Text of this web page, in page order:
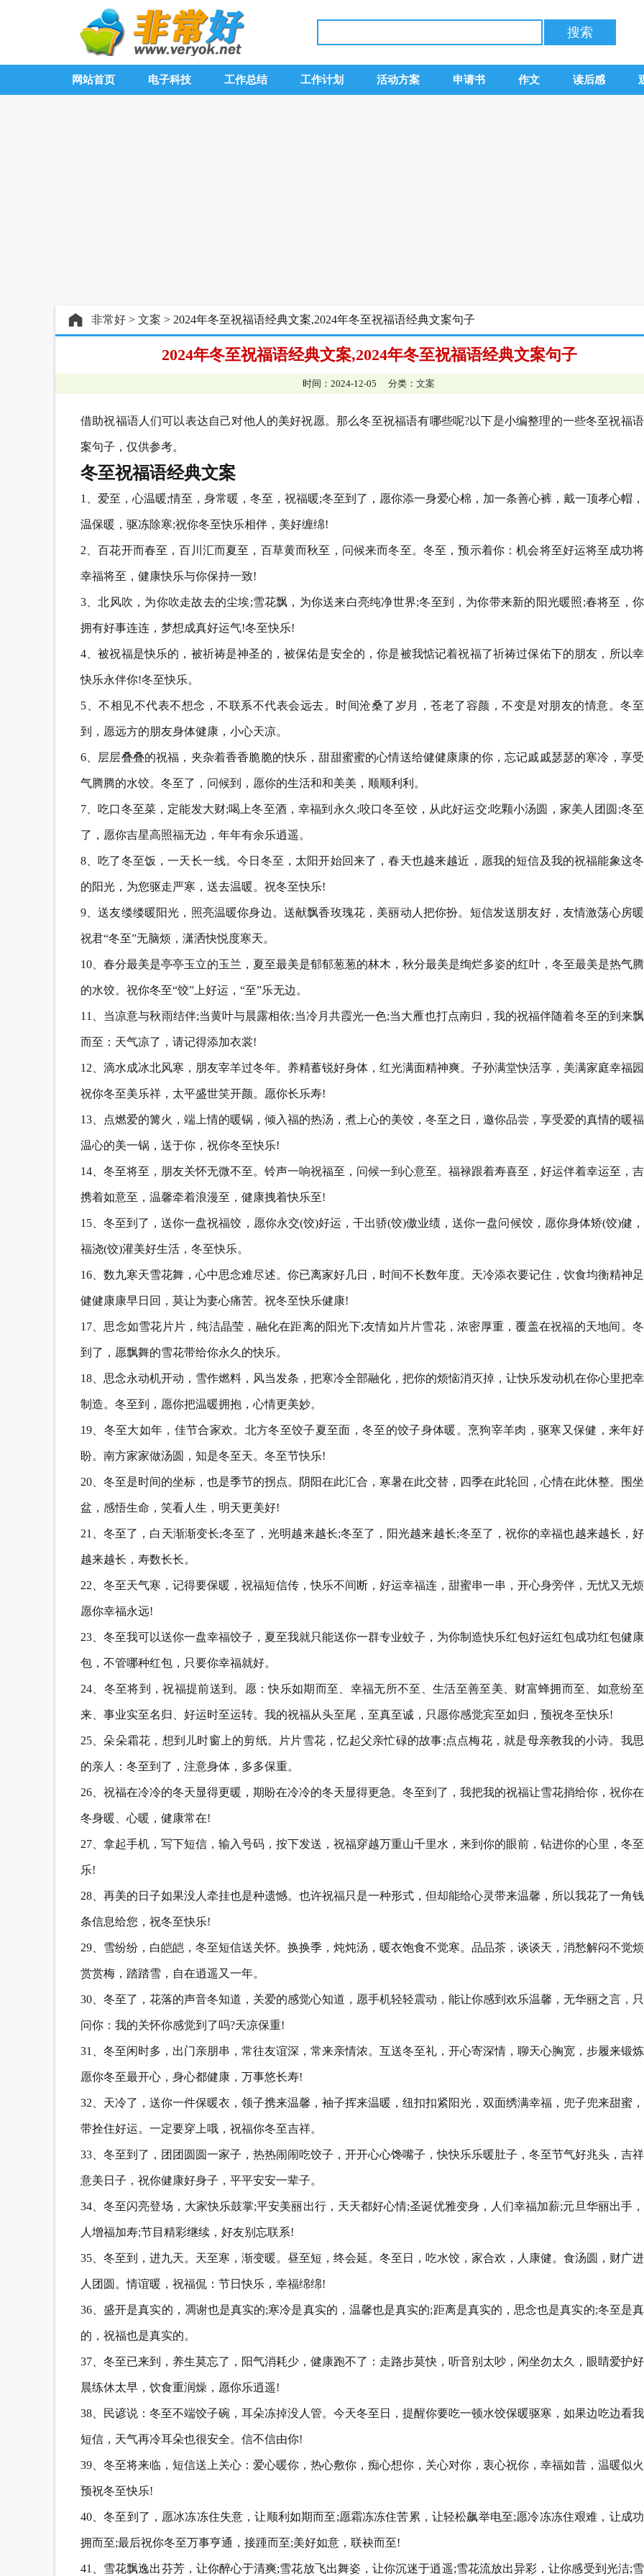
网站首页 电子科技 工作总结 工作计划 活动方案 申请书 作文 读后感
非常好 > 文案 > 2024年冬至祝福语经典文案,2024年冬至祝福语经典文案句子
2024年冬至祝福语经典文案,2024年冬至祝福语经典文案句子
时间：2024-12-05 分类： 文案
借助祝福语人们可以表达自己对他人的美好祝愿。那么冬至祝福语有哪些呢?以下是小编整理的一些冬至祝福
案句子，仅供参考。
冬至祝福语经典文案
1、爱至，心温暖;情至，身常暖，冬至，祝福暖;冬至到了，愿你添一身爱心棉，加一条善心裤，戴一顶孝心帽
温保暖，驱冻除寒;祝你冬至快乐相伴，美好缠绵!
2、百花开而春至，百川汇而夏至，百草黄而秋至，问候来而冬至。冬至，预示着你：机会将至好运将至成功
幸福将至，健康快乐与你保持一致!
3、北风吹，为你吹走故去的尘埃;雪花飘，为你送来白亮纯净世界;冬至到，为你带来新的阳光暖照;春将至，
拥有好事连连，梦想成真好运气!冬至快乐!
4、被祝福是快乐的，被祈祷是神圣的，被保佑是安全的，你是被我惦记着祝福了祈祷过保佑下的朋友，所以
快乐永伴你!冬至快乐。
5、不相见不代表不想念，不联系不代表会远去。时间沧桑了岁月，苍老了容颜，不变是对朋友的情意。冬
到，愿远方的朋友身体健康，小心天凉。
6、层层叠叠的祝福，夹杂着香香脆脆的快乐，甜甜蜜蜜的心情送给健健康康的你，忘记戚戚瑟瑟的寒冷，享
气腾腾的水饺。冬至了，问候到，愿你的生活和和美美，顺顺利利。
7、吃口冬至菜，定能发大财;喝上冬至酒，幸福到永久;咬口冬至饺，从此好运交;吃颗小汤圆，家美人团圆;冬至
了，愿你吉星高照福无边，年年有余乐逍遥。
8、吃了冬至饭，一天长一线。今日冬至，太阳开始回来了，春天也越来越近，愿我的短信及我的祝福能象这
的阳光，为您驱走严寒，送去温暖。祝冬至快乐!
9、送友缕缕暖阳光，照亮温暖你身边。送献飘香玫瑰花，美丽动人把你扮。短信发送朋友好，友情激荡心房暖
祝君“冬至”无脑烦，潇洒快悦度寒天。
10、春分最美是亭亭玉立的玉兰，夏至最美是郁郁葱葱的林木，秋分最美是绚烂多姿的红叶，冬至最美是热气
的水饺。祝你冬至“饺”上好运，“至”乐无边。
11、当凉意与秋雨结伴;当黄叶与晨露相依;当冷月共霞光一色;当大雁也打点南归，我的祝福伴随着冬至的到来
而至：天气凉了，请记得添加衣裳!
12、滴水成冰北风寒，朋友宰羊过冬年。养精蓄锐好身体，红光满面精神爽。子孙满堂快活享，美满家庭幸福园
祝你冬至美乐祥，太平盛世笑开颜。愿你长乐寿!
13、点燃爱的篝火，端上情的暖锅，倾入福的热汤，煮上心的美饺，冬至之日，邀你品尝，享受爱的真情的暖
温心的美一锅，送于你，祝你冬至快乐!
14、冬至将至，朋友关怀无微不至。铃声一响祝福至，问候一到心意至。福禄跟着寿喜至，好运伴着幸运至，
携着如意至，温馨牵着浪漫至，健康拽着快乐至!
15、冬至到了，送你一盘祝福饺，愿你永交(饺)好运，干出骄(饺)傲业绩，送你一盘问候饺，愿你身体矫(饺)健
福浇(饺)灌美好生活，冬至快乐。
16、数九寒天雪花舞，心中思念难尽述。你已离家好几日，时间不长数年度。天冷添衣要记住，饮食均衡精神足
健健康康早日回，莫让为妻心痛苦。祝冬至快乐健康!
17、思念如雪花片片，纯洁晶莹，融化在距离的阳光下;友情如片片雪花，浓密厚重，覆盖在祝福的天地间。
到了，愿飘舞的雪花带给你永久的快乐。
18、思念永动机开动，雪作燃料，风当发条，把寒冷全部融化，把你的烦恼消灭掉，让快乐发动机在你心里把
制造。冬至到，愿你把温暖拥抱，心情更美妙。
19、冬至大如年，佳节合家欢。北方冬至饺子夏至面，冬至的饺子身体暖。烹狗宰羊肉，驱寒又保健，来年
盼。南方家家做汤圆，知是冬至天。冬至节快乐!
20、冬至是时间的坐标，也是季节的拐点。阴阳在此汇合，寒暑在此交替，四季在此轮回，心情在此休整。围
盆，感悟生命，笑看人生，明天更美好!
21、冬至了，白天渐渐变长;冬至了，光明越来越长;冬至了，阳光越来越长;冬至了，祝你的幸福也越来越长，
越来越长，寿数长长。
22、冬至天气寒，记得要保暖，祝福短信传，快乐不间断，好运幸福连，甜蜜串一串，开心身旁伴，无忧又无烦
愿你幸福永远!
23、冬至我可以送你一盘幸福饺子，夏至我就只能送你一群专业蚊子，为你制造快乐红包好运红包成功红包健
包，不管哪种红包，只要你幸福就好。
24、冬至将到，祝福提前送到。愿：快乐如期而至、幸福无所不至、生活至善至美、财富蜂拥而至、如意纷
来、事业实至名归、好运时至运转。我的祝福从头至尾，至真至诚，只愿你感觉宾至如归，预祝冬至快乐!
25、朵朵霜花，想到儿时窗上的剪纸。片片雪花，忆起父亲忙碌的故事;点点梅花，就是母亲教我的小诗。我
的亲人：冬至到了，注意身体，多多保重。
26、祝福在冷冷的冬天显得更暖，期盼在冷冷的冬天显得更急。冬至到了，我把我的祝福让雪花捎给你，祝你
冬身暖、心暖，健康常在!
27、拿起手机，写下短信，输入号码，按下发送，祝福穿越万重山千里水，来到你的眼前，钻进你的心里，冬
乐!
28、再美的日子如果没人牵挂也是种遗憾。也许祝福只是一种形式，但却能给心灵带来温馨，所以我花了一角
条信息给您，祝冬至快乐!
29、雪纷纷，白皑皑，冬至短信送关怀。换换季，炖炖汤，暖衣饱食不觉寒。品品茶，谈谈天，消愁解闷不觉烦
赏赏梅，踏踏雪，自在逍遥又一年。
30、冬至了，花落的声音冬知道，关爱的感觉心知道，愿手机轻轻震动，能让你感到欢乐温馨，无华丽之言，
问你：我的关怀你感觉到了吗?天凉保重!
31、冬至闲时多，出门亲朋串，常往友谊深，常来亲情浓。互送冬至礼，开心寄深情，聊天心胸宽，步履来锻炼
愿你冬至最开心，身心都健康，万事悠长寿!
32、天冷了，送你一件保暖衣，领子携来温馨，袖子挥来温暖，纽扣扣紧阳光，双面绣满幸福，兜子兜来甜蜜
带拴住好运。一定要穿上哦，祝福你冬至吉祥。
33、冬至到了，团团圆圆一家子，热热闹闹吃饺子，开开心心馋嘴子，快快乐乐暖肚子，冬至节气好兆头，吉
意美日子，祝你健康好身子，平平安安一辈子。
34、冬至闪亮登场，大家快乐鼓掌;平安美丽出行，天天都好心情;圣诞优雅变身，人们幸福加薪;元旦华丽出手，
人增福加寿;节目精彩继续，好友别忘联系!
35、冬至到，进九天。天至寒，渐变暖。昼至短，终会延。冬至日，吃水饺，家合欢，人康健。食汤圆，财广进
人团圆。情谊暖，祝福侃：节日快乐，幸福绵绵!
36、盛开是真实的，凋谢也是真实的;寒冷是真实的，温馨也是真实的;距离是真实的，思念也是真实的;冬至是
的，祝福也是真实的。
37、冬至已来到，养生莫忘了，阳气消耗少，健康跑不了：走路步莫快，听音别太吵，闲坐勿太久，眼睛爱护好
晨练休太早，饮食重润燥，愿你乐逍遥!
38、民谚说：冬至不端饺子碗，耳朵冻掉没人管。今天冬至日，提醒你要吃一顿水饺保暖驱寒，如果边吃边看
短信，天气再冷耳朵也很安全。信不信由你!
39、冬至将来临，短信送上关心：爱心暖你，热心敷你，痴心想你，关心对你，衷心祝你，幸福如昔，温暖似火
预祝冬至快乐!
40、冬至到了，愿冰冻冻住失意，让顺利如期而至;愿霜冻冻住苦累，让轻松飙举电至;愿冷冻冻住艰难，让成
拥而至;最后祝你冬至万事亨通，接踵而至;美好如意，联袂而至!
41、雪花飘逸出芬芳，让你醉心于清爽;雪花放飞出舞姿，让你沉迷于逍遥;雪花流放出异彩，让你感受到光洁;